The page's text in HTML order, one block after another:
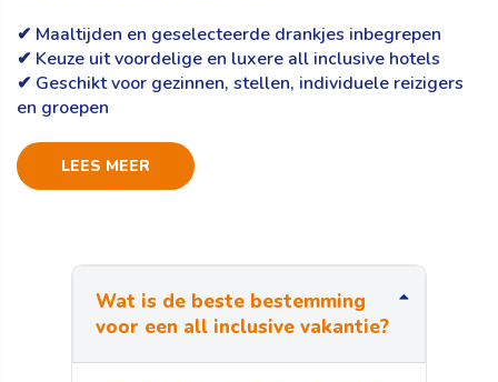
✔ Maaltijden en geselecteerde drankjes inbegrepen
✔ Keuze uit voordelige en luxere all inclusive hotels
✔ Geschikt voor gezinnen, stellen, individuele reizigers
en groepen
LEES MEER
Wat is de beste bestemming
voor een all inclusive vakantie?